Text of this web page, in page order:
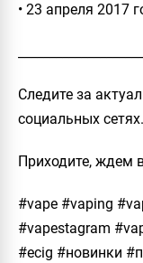
• 23 апреля 2017
Следите за
социальных сетях.
Приходите, ждем
#vape #vaping
#vapestagram
#ecig #новинки